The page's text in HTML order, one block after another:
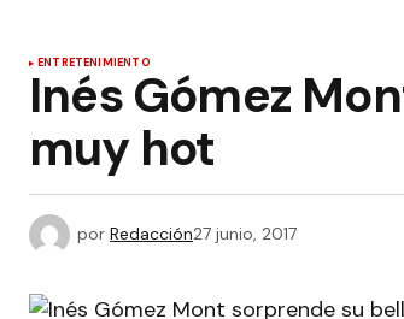
ENTRETENIMIENTO
Inés Gómez
muy hot
por Redacción27 junio, 2017